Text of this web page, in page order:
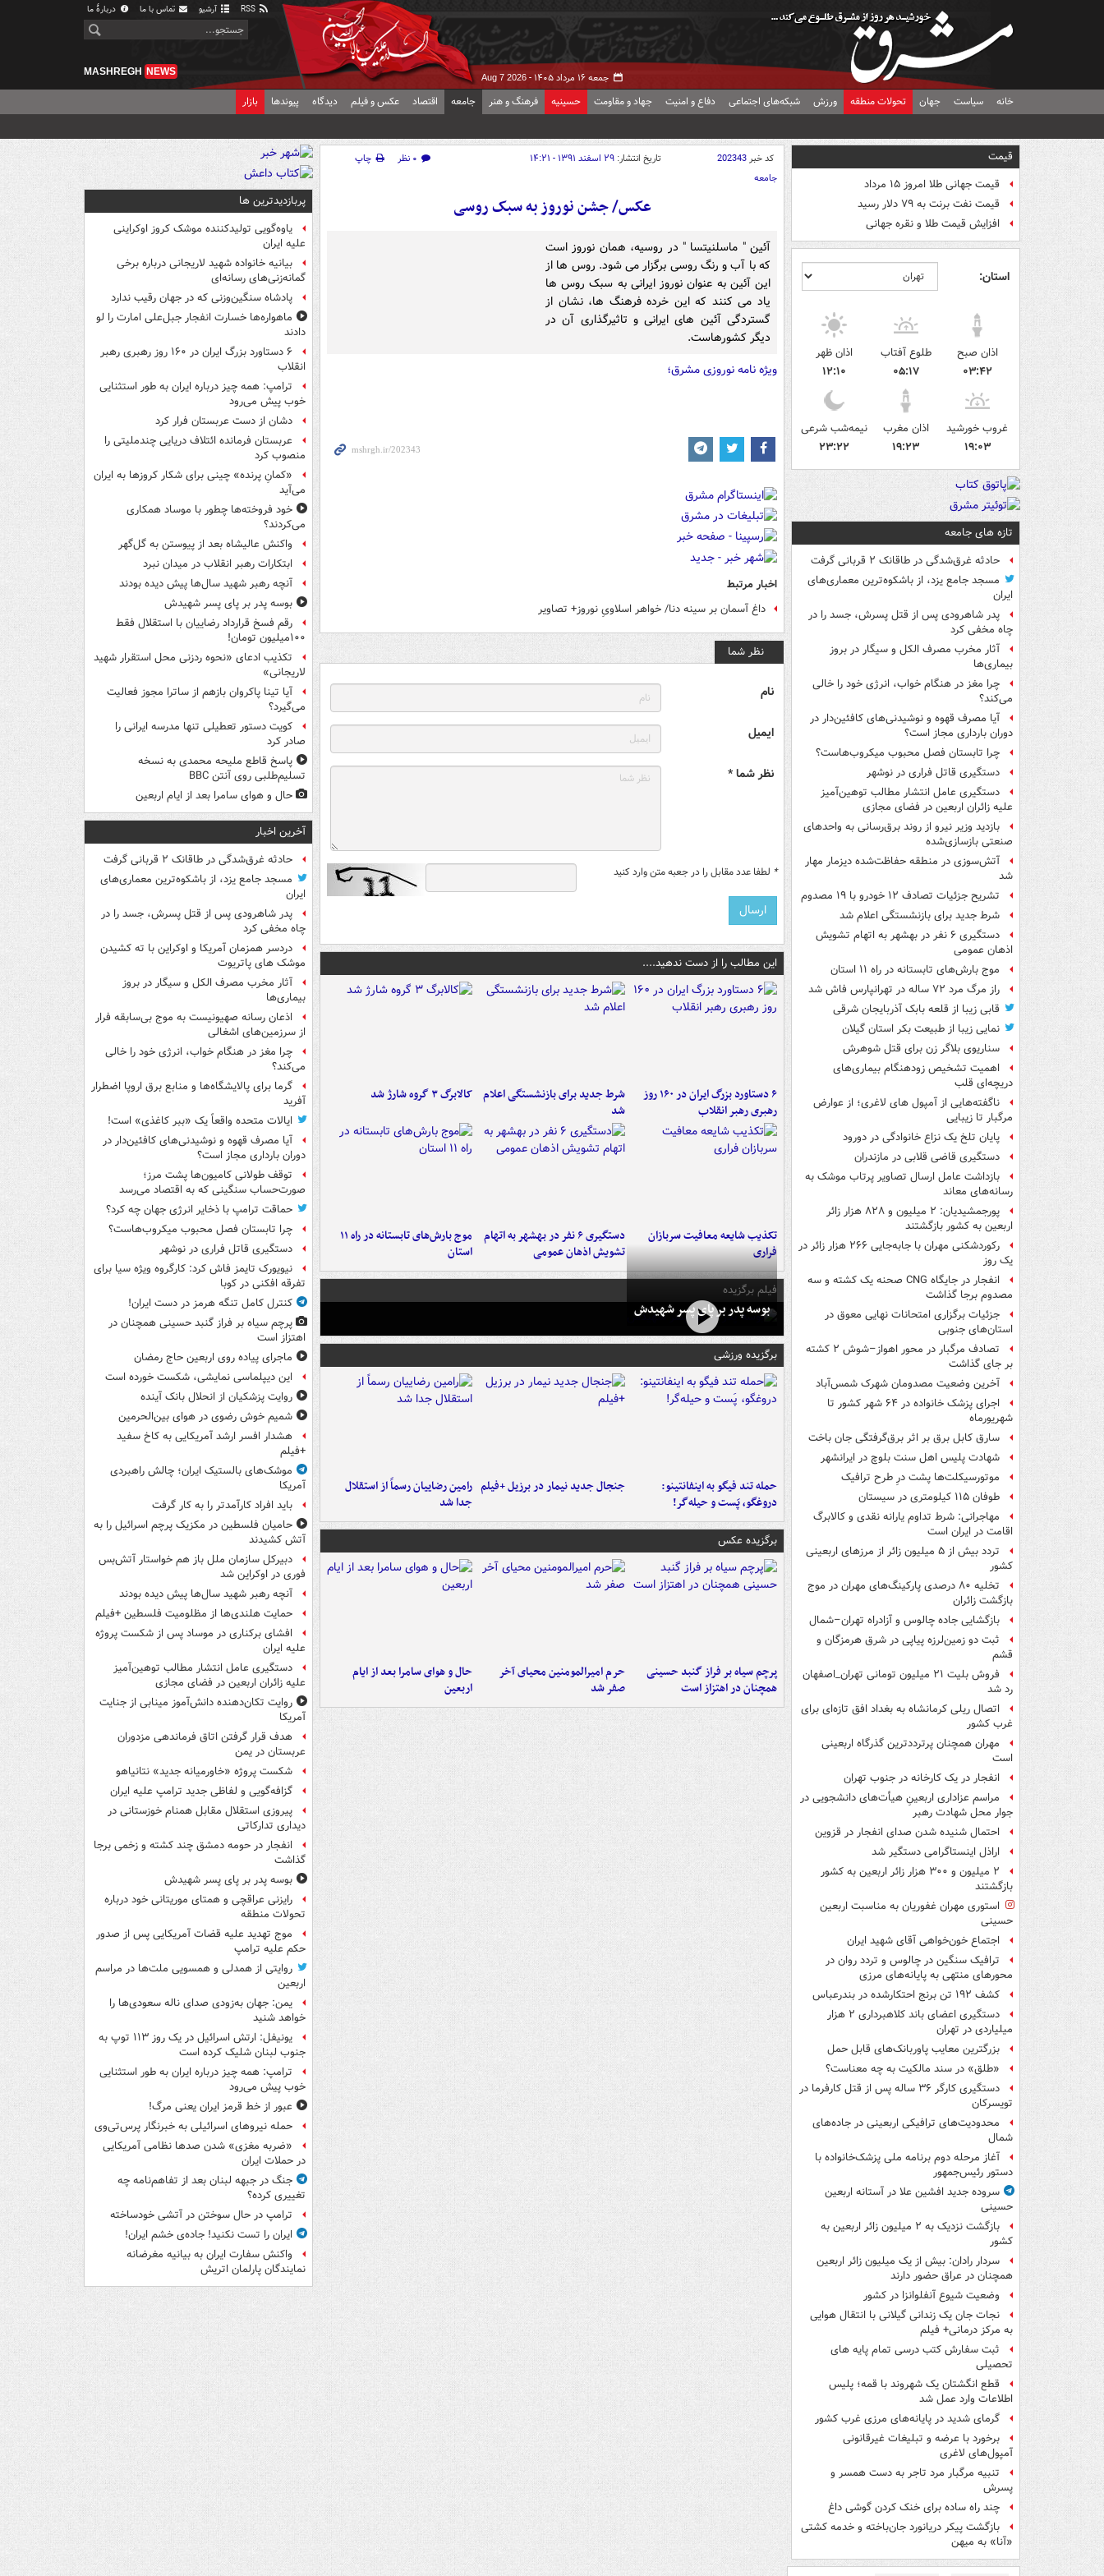
آرشیو تماس با ما دربارهٔ ما
جمعه ۱۶ مرداد ۱۴۰۵ - Aug 7 2026
MASHREGH NEWS
خانه سیاست جهان تحولات منطقه ورزش شبکه‌های اجتماعی دفاع و امنیت جهاد و مقاومت حسینیه فرهنگ و هنر جامعه اقتصاد عکس و فیلم دیدگاه پیوندها بازار
قیمت
قیمت جهانی طلا امروز ۱۵ مرداد
قیمت نفت برنت به ۷۹ دلار رسید
افزایش قیمت طلا و نقره جهانی
استان:
اذان صبح
۰۳:۴۲
طلوع آفتاب
۰۵:۱۷
اذان ظهر
۱۲:۱۰
غروب خورشید
۱۹:۰۳
اذان مغرب
۱۹:۲۳
نیمه‌شب شرعی
۲۳:۲۲
تازه های جامعه
حادثه غرق‌شدگی در طاقانک ۲ قربانی گرفت
مسجد جامع یزد، از باشکوه‌ترین معماری‌های
ایران
پدر شاهرودی پس از قتل پسرش، جسد را در
چاه مخفی کرد
آثار مخرب مصرف الکل و سیگار در بروز
بیماری‌ها
چرا مغز در هنگام خواب، انرژی خود را خالی
می‌کند؟
آیا مصرف قهوه و نوشیدنی‌های کافئین‌دار در
دوران بارداری مجاز است؟
چرا تابستان فصل محبوب میکروب‌هاست؟
دستگیری قاتل فراری در نوشهر
دستگیری عامل انتشار مطالب توهین‌آمیز
علیه زائران اربعین در فضای مجازی
بازدید وزیر نیرو از روند برق‌رسانی به واحدهای
صنعتی بازسازی‌شده
آتش‌سوزی در منطقه حفاظت‌شده دیزمار مهار
شد
تشریح جزئیات تصادف ۱۲ خودرو با ۱۹ مصدوم
شرط جدید برای بازنشستگی اعلام شد
دستگیری ۶ نفر در بهشهر به اتهام تشویش
اذهان عمومی
موج بارش‌های تابستانه در راه ۱۱ استان
راز مرگ مرد ۷۲ ساله در تهرانپارس فاش شد
قابی زیبا از قلعه بابک آذربایجان شرقی
نمایی زیبا از طبیعت بکر استان گیلان
سناریوی بلاگر زن برای قتل شوهرش
اهمیت تشخیص زودهنگام بیماری‌های
دریچه‌ای قلب
ناگفته‌هایی از آمپول های لاغری؛ از عوارض
مرگبار تا زیبایی
پایان تلخ یک نزاع خانوادگی در دورود
دستگیری قاضی قلابی در مازندران
بازداشت عامل ارسال تصاویر پرتاب موشک به
رسانه‌های معاند
پورجمشیدیان: ۲ میلیون و ۸۲۸ هزار زائر
اربعین به کشور بازگشتند
رکوردشکنی مهران با جابه‌جایی ۲۶۶ هزار زائر در
یک روز
انفجار در جایگاه CNG صحنه یک کشته و سه
مصدوم برجا گذاشت
جزئیات برگزاری امتحانات نهایی معوق در
استان‌های جنوبی
تصادف مرگبار در محور اهواز–شوش ۲ کشته
بر جای گذاشت
آخرین وضعیت مصدومان شهرک شمس‌آباد
اجرای پزشک خانواده در ۶۴ شهر کشور تا
شهریورماه
سارق کابل برق بر اثر برق‌گرفتگی جان باخت
شهادت پلیس اهل سنت بلوچ در ایرانشهر
موتورسیکلت‌ها پشت درِ طرح ترافیک
طوفان ۱۱۵ کیلومتری در سیستان
مهاجرانی: شرط تداوم یارانه نقدی و کالابرگ
اقامت در ایران است
تردد بیش از ۵ میلیون زائر از مرزهای اربعینی
کشور
تخلیه ۸۰ درصدی پارکینگ‌های مهران در موج
بازگشت زائران
بازگشایی جاده چالوس و آزادراه تهران–شمال
ثبت دو زمین‌لرزه پیاپی در شرق هرمزگان و
قشم
فروش بلیت ۲۱ میلیون تومانی تهران_اصفهان
رد شد
اتصال ریلی کرمانشاه به بغداد افق تازه‌ای برای
غرب کشور
مهران همچنان پرترددترین گذرگاه اربعینی
است
انفجار در یک کارخانه در جنوب تهران
مراسم عزاداری اربعینِ هیأت‌های دانشجویی در
جوار محل شهادت رهبر
احتمال شنیده شدن صدای انفجار در قزوین
اراذل اینستاگرامی دستگیر شد
۲ میلیون و ۳۰۰ هزار زائر اربعین به کشور
بازگشتند
استوری مهران غفوریان به مناسبت اربعین
حسینی
اجتماع خون‌خواهی آقای شهید ایران
ترافیک سنگین در چالوس و تردد روان در
محورهای منتهی به پایانه‌های مرزی
کشف ۱۹۲ تن برنج احتکارشده در بندرعباس
دستگیری اعضای باند کلاهبرداری ۲ هزار
میلیاردی در تهران
بزرگترین معایب پاوربانک‌های قابل حمل
«طلق» در سند مالکیت به چه معناست؟
دستگیری کارگر ۳۶ ساله پس از قتل کارفرما در
تویسرکان
محدودیت‌های ترافیکی اربعینی در جاده‌های
شمال‌
آغاز مرحله دوم برنامه ملی پزشک‌خانواده با
دستور رئیس‌جمهور
سروده جدید افشین علا در آستانه اربعین
حسینی
بازگشت نزدیک به ۲ میلیون زائر اربعین به
کشور
سردار رادان: بیش از یک میلیون زائر اربعین
همچنان در عراق حضور دارند
وضعیت شیوع آنفلوانزا در کشور
نجات جان یک زندانی گیلانی با انتقال هوایی
به مرکز درمانی+ فیلم
ثبت سفارش کتب درسی تمام پایه های
تحصیلی
قطع انگشتان یک شهروند با قمه؛ پلیس
اطلاعات وارد عمل شد
گرمای شدید در پایانه‌های مرزی غرب کشور
برخورد با عرضه و تبلیغات غیرقانونی
آمپول‌های لاغری
تنبیه مرگبار مرد تاجر به دست همسر و
پسرش
چند راه‌ ساده برای خنک کردن گوشی داغ
بازگشت پیکر دریانورد جان‌باخته و خدمه کشتی
«آنا» به میهن
کد خبر202343 تاریخ انتشار: ۲۹ اسفند ۱۳۹۱ - ۱۴:۲۱ ۰ نظر
چاپ
جامعه
عکس/ جشن نوروز به سبک روسی
آئین " ماسلنیتسا " در روسیه، همان نوروز است
که با آب و رنگ روسی برگزار می شود. روس ها از
این آئین به عنوان نوروز ایرانی به سبک روس ها
یاد می کنند که این خرده فرهنگ ها، نشان از
گستردگی آئین های ایرانی و تاثیرگذاری آن در
دیگر کشورهاست.
ویژه نامه نوروزی مشرق؛
اخبار مرتبط
داغ آسمان بر سینه دنا/ خواهر اسلاویِ نوروز+ تصاویر
نظر شما
نام
ایمیل
نظر شما *
* لطفا عدد مقابل را در جعبه متن وارد کنید
این مطالب را از دست ندهید....
۶ دستاورد بزرگ ایران در ۱۶۰ روز
رهبری رهبر انقلاب
شرط جدید برای بازنشستگی اعلام
شد
کالابرگ ۳ گروه شارژ شد
تکذیب شایعه معافیت سربازان
فراری
دستگیری ۶ نفر در بهشهر به اتهام
تشویش اذهان عمومی
موج بارش‌های تابستانه در راه ۱۱
استان
فیلم برگزیده
بوسه‌ پدر بر پای پسر شهیدش
برگزیده ورزشی
حمله تند فیگو به اینفانتینو:
دروغگو، پَست‌ و حیله‌گر!
جنجال جدید نیمار در برزیل +فیلم رامین رضاییان رسماً از استقلال
جدا شد
برگزیده عکس
پرچم سیاه بر فراز گنبد حسینی
همچنان در اهتزاز است
حرم امیرالمومنین محیای آخر
صفر شد
حال و هوای سامرا بعد از ایام
اربعین
پربازدیدترین ها
یاوه‌گویی تولیدکننده موشک کروز اوکراینی
علیه ایران
بیانیه خانواده شهید لاریجانی درباره برخی
گمانه‌زنی‌های رسانه‌ای
پادشاه سنگین‌وزنی که در جهان رقیب ندارد
ماهواره‌ها خسارت انفجار جبل‌علی امارت را لو
دادند
۶ دستاورد بزرگ ایران در ۱۶۰ روز رهبری رهبر
انقلاب
ترامپ: همه چیز درباره ایران به طور استثنایی
خوب پیش می‌رود
دشان از دست عربستان فرار کرد
عربستان فرمانده ائتلاف دریایی چندملیتی را
منصوب کرد
«کمانِ پرنده» چینی برای شکار کروزها به ایران
می‌آید
خود فروخته‌ها چطور با موساد همکاری
می‌کردند؟
واکنش عالیشاه بعد از پیوستن به گل‌گهر
ابتکارات رهبر انقلاب در میدان نبرد
آنچه رهبر شهید سال‌ها پیش دیده بودند
بوسه‌ پدر بر پای پسر شهیدش
رقم فسخ قرارداد رضاییان با استقلال فقط
۱۰۰میلیون تومان!
تکذیب ادعای «نحوه ردزنی محل استقرار شهید
لاریجانی»
آیا تینا پاکروان بازهم از ساترا مجوز فعالیت
می‌گیرد؟
کویت دستور تعطیلی تنها مدرسه ایرانی را
صادر کرد
پاسخ قاطع ملیحه محمدی به نسخه
تسلیم‌طلبی روی آنتن BBC
حال و هوای سامرا بعد از ایام اربعین
آخرین اخبار
حادثه غرق‌شدگی در طاقانک ۲ قربانی گرفت
مسجد جامع یزد، از باشکوه‌ترین معماری‌های
ایران
پدر شاهرودی پس از قتل پسرش، جسد را در
چاه مخفی کرد
دردسر همزمان آمریکا و اوکراین با ته کشیدن
موشک های پاتریوت
آثار مخرب مصرف الکل و سیگار در بروز
بیماری‌ها
اذعان رسانه صهیونیست به موج بی‌سابقه فرار
از سرزمین‌های اشغالی
چرا مغز در هنگام خواب، انرژی خود را خالی
می‌کند؟
گرما برای پالایشگاه‌ها و منابع برق اروپا اضطرار
آفرید
ایالات متحده واقعاً یک «ببر کاغذی» است!
آیا مصرف قهوه و نوشیدنی‌های کافئین‌دار در
دوران بارداری مجاز است؟
توقف طولانی کامیون‌ها پشت مرز؛
صورت‌حساب سنگینی که به اقتصاد می‌رسد
حماقت ترامپ با ذخایر انرژی جهان چه کرد؟
چرا تابستان فصل محبوب میکروب‌هاست؟
دستگیری قاتل فراری در نوشهر
نیویورک تایمز فاش کرد: کارگروه ویژه سیا برای
تفرقه افکنی در کوبا
کنترل کامل تنگه هرمز در دست ایران!
پرچم سیاه بر فراز گنبد حسینی همچنان در
اهتزاز است
ماجرای پیاده روی اربعین حاج رمضان
این دیپلماسی نمایشی، شکست خورده است
روایت پزشکیان از انحلال بانک آینده
شمیم خوش رضوی در هوای بین‌الحرمین
هشدار افسر ارشد آمریکایی به کاخ سفید
+فیلم
موشک‌های بالستیک ایران؛ چالش راهبردی
آمریکا
باید افراد کارآمدتر را به کار گرفت
حامیان فلسطین در مکزیک پرچم اسرائیل را به
آتش کشیدند
دبیرکل سازمان ملل باز هم خواستار آتش‌بس
فوری در اوکراین شد
آنچه رهبر شهید سال‌ها پیش دیده بودند
حمایت هلندی‌ها از مظلومیت فلسطین +فیلم
افشای برکناری در موساد پس از شکست پروژه
علیه ایران
دستگیری عامل انتشار مطالب توهین‌آمیز
علیه زائران اربعین در فضای مجازی
روایت تکان‌دهنده دانش‌آموز مینابی از جنایت
آمریکا
هدف قرار گرفتن اتاق‌ فرماندهی مزدوران
عربستان در یمن
شکست پروژه «خاورمیانه جدید» نتانیاهو
گزافه‌گویی و لفاظی جدید ترامپ علیه ایران
پیروزی استقلال مقابل همنام خوزستانی در
دیداری تدارکاتی
انفجار در حومه دمشق چند کشته و زخمی برجا
گذاشت
بوسه‌ پدر بر پای پسر شهیدش
رایزنی عراقچی و همتای موریتانی خود درباره
تحولات منطقه
موج تهدید علیه قضات آمریکایی پس از صدور
حکم علیه ترامپ
روایتی از همدلی و همسویی ملت‌ها در مراسم
اربعین
یمن: جهان به‌زودی صدای ناله سعودی‌ها را
خواهد شنید
یونیفل: ارتش اسرائیل در یک روز ۱۱۳ توپ به
جنوب لبنان شلیک کرده است
ترامپ: همه چیز درباره ایران به طور استثنایی
خوب پیش می‌رود
عبور از خط قرمز ایران یعنی مرگ!
حمله نیروهای اسرائیلی به خبرنگار پرس‌تی‌وی
«ضربه مغزی» شدن صدها نظامی آمریکایی
در حملات ایران
جنگ در جبهه لبنان بعد از تفاهم‌نامه چه
تغییری کرده؟
ترامپ در حال سوختن در آتشی خودساخته
ایران را تست نکنید! جاده‌ی خشم ایران!
واکنش سفارت ایران به بیانیه مغرضانه
نمایندگان پارلمان اتریش